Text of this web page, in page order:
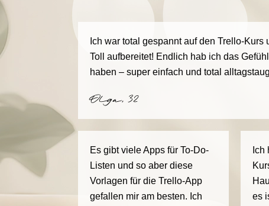
Ich war total gespannt auf den Trello-Kurs
Toll aufbereitet! Endlich hab ich das
haben – super einfach und total
Olga, 32
Es gibt viele Apps für To-Do-
Listen und so aber diese
Vorlagen für die Trello-App
gefallen mir am besten. Ich
Ich
es